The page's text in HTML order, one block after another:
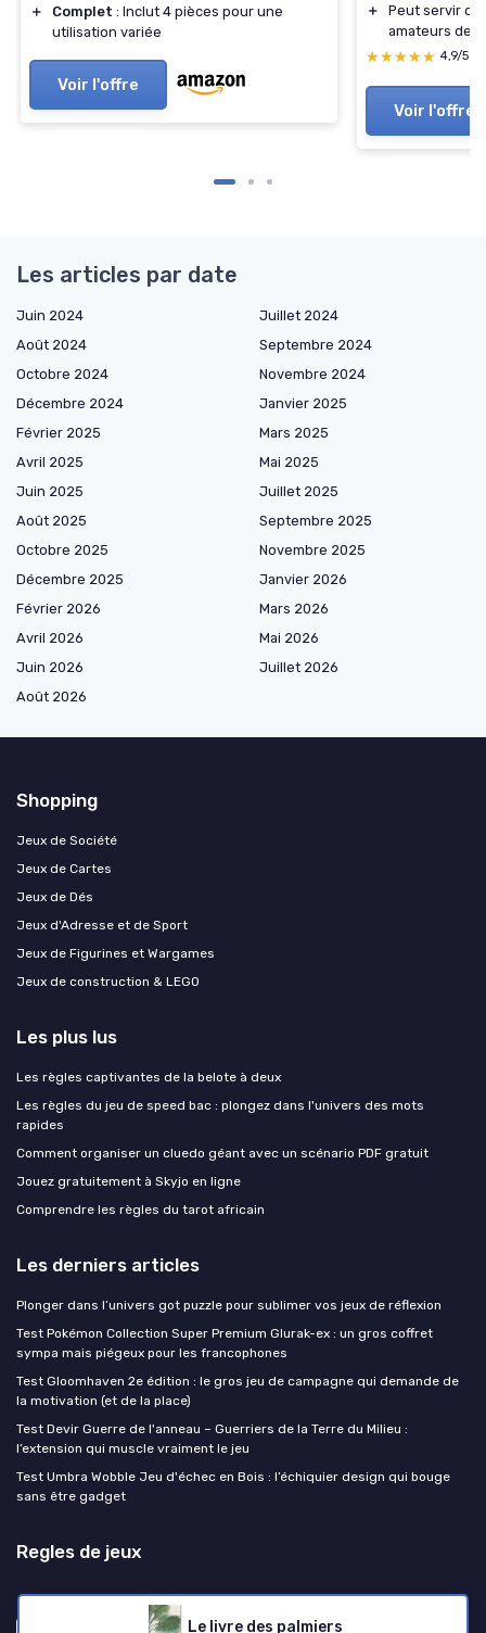
＋
Complet : Inclut 4 pièces pour une
utilisation variée
Voir l'offre
＋
Peut servir de
amateurs de
★★★★★
★★★★★ 4,9/5
Voir l'offre
Le livre des palmiers
Les articles par date
Juin 2024
Juillet 2024
Août 2024
Septembre 2024
Octobre 2024
Novembre 2024
Décembre 2024
Janvier 2025
Février 2025
Mars 2025
Avril 2025
Mai 2025
Juin 2025
Juillet 2025
Août 2025
Septembre 2025
Octobre 2025
Novembre 2025
Décembre 2025
Janvier 2026
Février 2026
Mars 2026
Avril 2026
Mai 2026
Juin 2026
Juillet 2026
Août 2026
Shopping
Jeux de Société
Jeux de Cartes
Jeux de Dés
Jeux d'Adresse et de Sport
Jeux de Figurines et Wargames
Jeux de construction & LEGO
Les plus lus
Les règles captivantes de la belote à deux
Les règles du jeu de speed bac : plongez dans l'univers des mots
rapides
Comment organiser un cluedo géant avec un scénario PDF gratuit
Jouez gratuitement à Skyjo en ligne
Comprendre les règles du tarot africain
Les derniers articles
Plonger dans l’univers got puzzle pour sublimer vos jeux de réflexion
Test Pokémon Collection Super Premium Glurak-ex : un gros coffret
sympa mais piégeux pour les francophones
Test Gloomhaven 2e édition : le gros jeu de campagne qui demande de
la motivation (et de la place)
Test Devir Guerre de l'anneau – Guerriers de la Terre du Milieu :
l’extension qui muscle vraiment le jeu
Test Umbra Wobble Jeu d'échec en Bois : l’échiquier design qui bouge
sans être gadget
Regles de jeux